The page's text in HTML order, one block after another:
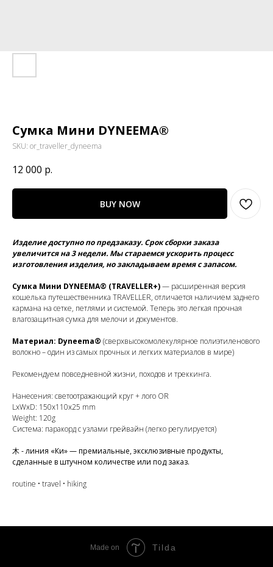
Сумка Мини DYNEEMA®
SKU: or_traveller_dyneema
12 000 р.
BUY NOW
Изделие доступно по предзаказу. Срок сборки заказа
увеличится на 3 недели. Мы стараемся ускорить процесс
изготовления изделия, но закладываем время с запасом.
Сумка Мини DYNEEMA® (TRAVELLER+)— расширенная версия
кошелька путешественника TRAVELLER, отличается наличием заднего
кармана на сетке, петлями и системой. Теперь это легкая прочная
влагозащитная сумка для мелочи и документов.
Материал: Dyneema® (сверхвысокомолекулярное полиэтиленового
волокно – один из самых прочных и легких материалов в мире)
Рекомендуем повседневной жизни, походов и треккинга.
Нанесения: светоотражающий круг + лого OR
LxWxD: 150х110x25 mm
Weight: 120g
Система: паракорд с узлами грейвайн (легко регулируется)
木 - линия «Ки» — премиальные, эксклюзивные продукты,
сделанные в штучном количестве или под заказ.
routine • travel • hiking
Made on Tilda